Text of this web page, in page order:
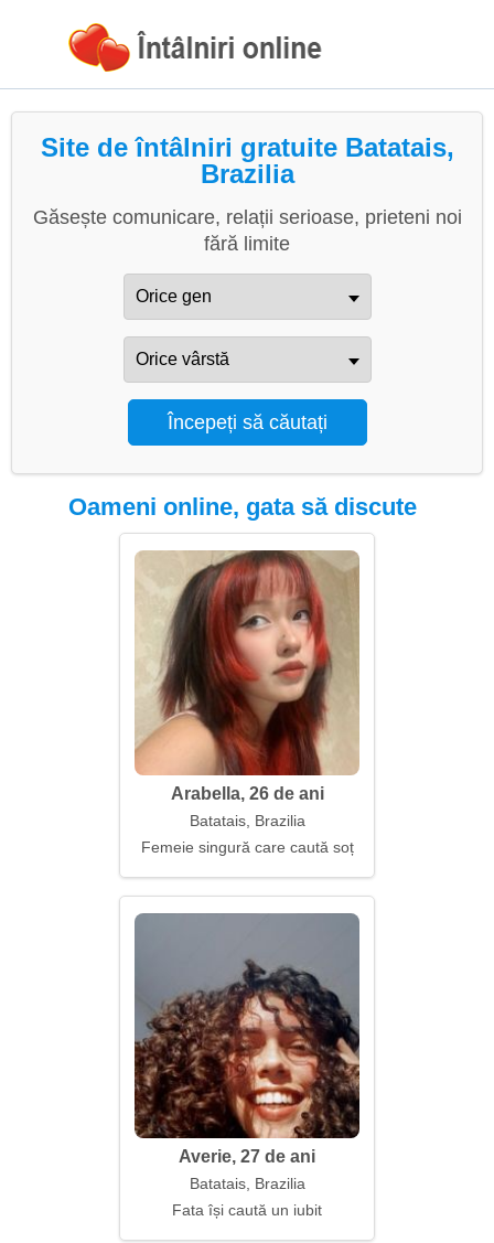
Site de întâlniri gratuite Batatais,
Brazilia
Găsește comunicare, relații serioase, prieteni noi
fără limite
Oameni online, gata să discute
Arabella, 26 de ani
Batatais, Brazilia
Femeie singură care caută soț
Averie, 27 de ani
Batatais, Brazilia
Fata își caută un iubit